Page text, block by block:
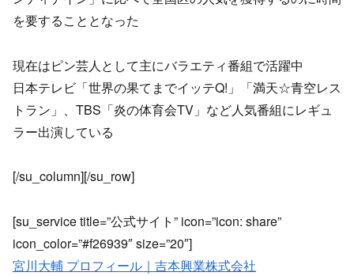
を要することとなった
現在はピン芸人として主にバラエティ番組で活躍中
日本テレビ「世界の果てまでイッテQ!」「満天☆青空レス
トラン」、TBS「炎の体育会TV」など人気番組にレギュ
ラー出演している
[/su_column][/su_row]
[su_service title=”公式サイト” icon=”icon: share”
icon_color=”#f26939″ size=”20″]
宮川大輔 プロフィール｜吉本興業株式会社